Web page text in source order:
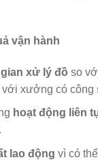
vận hành
xử lý đồ so
với xưởng có công
hoạt động liên
lao động vì có